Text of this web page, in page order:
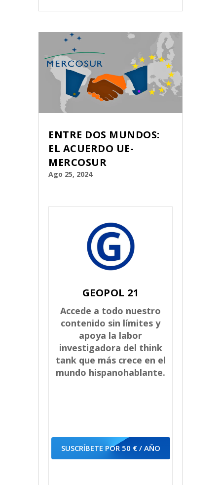
ENTRE DOS MUNDOS:
EL ACUERDO UE-
MERCOSUR
Ago 25, 2024
GEOPOL 21
Accede a todo nuestro
contenido sin límites y
apoya la labor
investigadora del think
tank que más crece en el
mundo hispanohablante.
SUSCRÍBETE POR 50 € / AÑO